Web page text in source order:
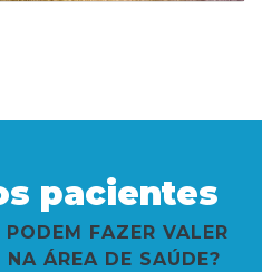
pacientes
FAZER VALER
ÁREA DE SAÚDE?